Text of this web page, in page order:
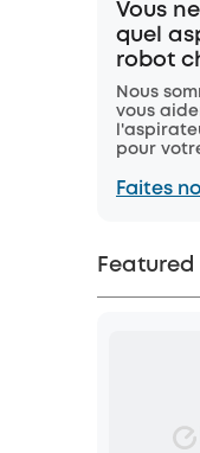
Vous
quel
robot
Nous
vous
pour
Faites
Featured